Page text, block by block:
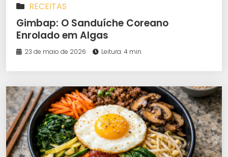
RECEITAS
Gimbap: O Sanduíche Coreano
Enrolado em Algas
23 de maio de 2026 Leitura: 4 min